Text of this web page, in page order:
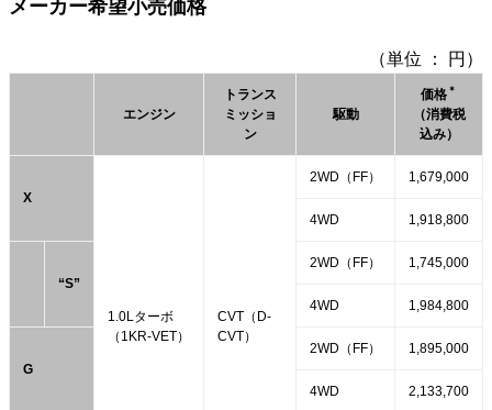
メーカー希望小売価格
（単位 ： 円）
エンジン
トランス
ミッショ
ン
駆動
価格 ＊
（消費税
込み）
X
1.0Lターボ
（1KR-VET）
CVT（D-
CVT）
2WD（FF） 1,679,000
4WD 1,918,800
“S”
2WD（FF） 1,745,000
4WD 1,984,800
G
2WD（FF） 1,895,000
4WD 2,133,700